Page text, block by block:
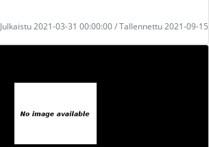
Julkaistu 2021-03-31 00:00:00 / Tallennettu 2021-09-15